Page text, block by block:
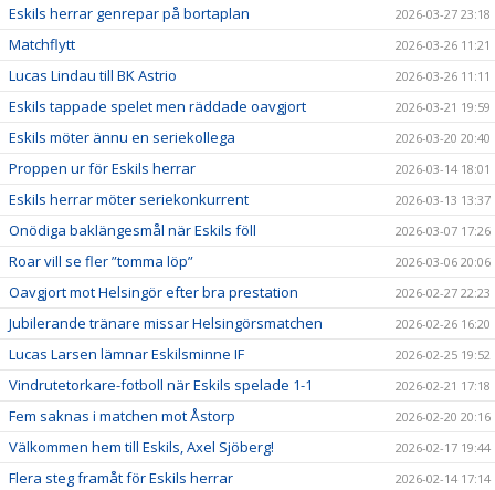
Eskils herrar genrepar på bortaplan 2026-03-27 23:18
Matchflytt 2026-03-26 11:21
Lucas Lindau till BK Astrio 2026-03-26 11:11
Eskils tappade spelet men räddade oavgjort 2026-03-21 19:59
Eskils möter ännu en seriekollega 2026-03-20 20:40
Proppen ur för Eskils herrar 2026-03-14 18:01
Eskils herrar möter seriekonkurrent 2026-03-13 13:37
Onödiga baklängesmål när Eskils föll 2026-03-07 17:26
Roar vill se fler ”tomma löp” 2026-03-06 20:06
Oavgjort mot Helsingör efter bra prestation 2026-02-27 22:23
Jubilerande tränare missar Helsingörsmatchen 2026-02-26 16:20
Lucas Larsen lämnar Eskilsminne IF 2026-02-25 19:52
Vindrutetorkare-fotboll när Eskils spelade 1-1 2026-02-21 17:18
Fem saknas i matchen mot Åstorp 2026-02-20 20:16
Välkommen hem till Eskils, Axel Sjöberg! 2026-02-17 19:44
Flera steg framåt för Eskils herrar 2026-02-14 17:14